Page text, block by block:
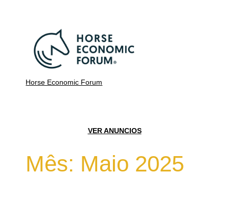
Horse Economic Forum
VER ANUNCIOS
Mês: Maio 2025